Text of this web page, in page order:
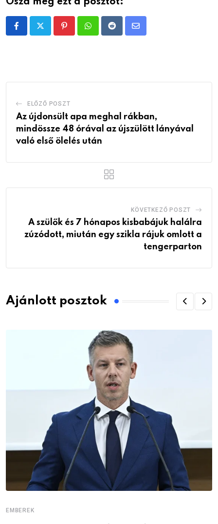
PinterestWhatsappRedditShare
ELŐZŐ POSZT
Az újdonsült apa meghal rákban,
mindössze 48 órával az újszülött lányával
való első ölelés után
KÖVETKEZŐ POSZT
A szülők és 7 hónapos kisbabájuk halálra
zúzódott, miután egy szikla rájuk omlott a
tengerparton
Ajánlott posztok
EMBEREK